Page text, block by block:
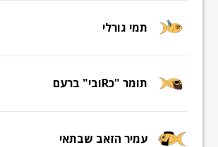
תמי גורלי
תומר "כRובי" ברעם
עמיר הזאב שבתאי